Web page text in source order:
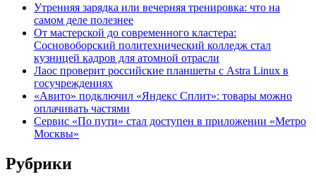
Утренняя зарядка или вечерняя тренировка: что на
самом деле полезнее
От мастерской до современного кластера:
Сосновоборский политехнический колледж стал
кузницей кадров для атомной отрасли
Лаос проверит российские планшеты с Astra Linux в
госучреждениях
«Авито» подключил «Яндекс Сплит»: товары можно
оплачивать частями
Сервис «По пути» стал доступен в приложении «Метро
Москвы»
Рубрики